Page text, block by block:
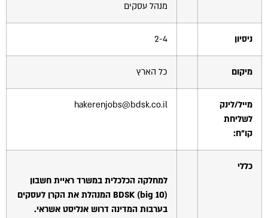
מנהל עסקים
ניסיון 2-4
מיקום כל הארץ
מייל/לינק
לשליחת
קו"ח:
hakerenjobs@bdsk.co.il
כללי
למחלקה הכלכלית במשרד ראיית חשבון
BDSK(big 10
) המנהלת את הקרן לעסקים
בערבות המדינה דרוש אנליסט אשראי.